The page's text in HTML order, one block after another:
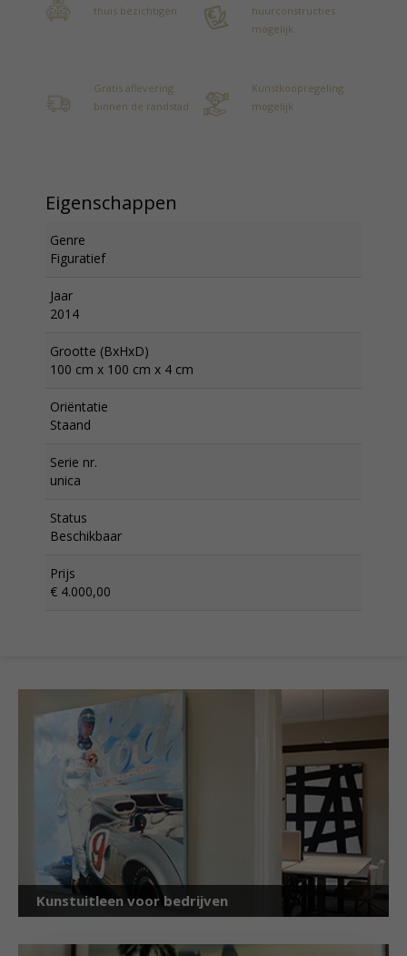
thuis bezichtigen
huurconstructies
mogelijk
Gratis aflevering
binnen de randstad
Kunstkoopregeling
mogelijk
Eigenschappen
Genre
Figuratief
Jaar
2014
Grootte (BxHxD)
100 cm x 100 cm x 4 cm
Oriëntatie
Staand
Serie nr.
unica
Status
Beschikbaar
Prijs
€ 4.000,00
Kunstuitleen voor bedrijven